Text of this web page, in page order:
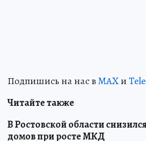
Подпишись на нас вMAXи
Читайте также
В Ростовской области
домов при росте МКД